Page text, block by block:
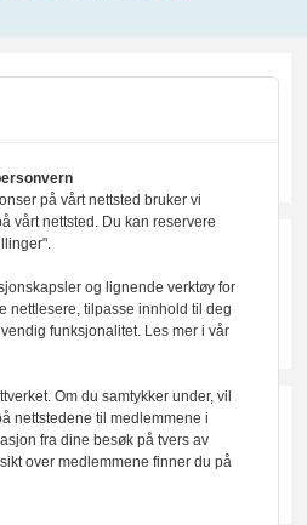
på vårt nettsted bruker vi
vårt nettsted. Du kan reservere
og lignende verktøy for
nettlesere, tilpasse innhold til deg
funksjonalitet. Les mer i vår
Om du samtykker under, vil
nettstedene til medlemmene i
fra dine besøk på tvers av
over medlemmene finner du på